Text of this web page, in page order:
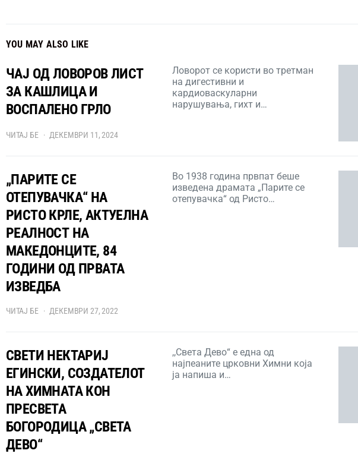
YOU MAY ALSO LIKE
ЧАЈ ОД ЛОВОРОВ ЛИСТ
ЗА КАШЛИЦА И
ВОСПАЛЕНО ГРЛО
Ловорот се користи во третман
на дигестивни и
кардиоваскуларни
нарушувања, гихт и…
ЧИТАЈ БЕ ДЕКЕМВРИ 11, 2024
„ПАРИТЕ СЕ
ОТЕПУВАЧКА“ НА
РИСТО КРЛЕ, АКТУЕЛНА
РЕАЛНОСТ НА
МАКЕДОНЦИТЕ, 84
ГОДИНИ ОД ПРВАТА
ИЗВЕДБА
Во 1938 година првпат беше
изведена драмата „Парите се
отепувачка“ од Ристо…
ЧИТАЈ БЕ ДЕКЕМВРИ 27, 2022
СВЕТИ НЕКТАРИЈ
ЕГИНСКИ, СОЗДАТЕЛОТ
НА ХИМНАТА КОН
ПРЕСВЕТА
БОГОРОДИЦА „СВЕТА
ДЕВО“
,,Света Дево“ е една од
најпеаните црковни Химни која
ја напиша и…